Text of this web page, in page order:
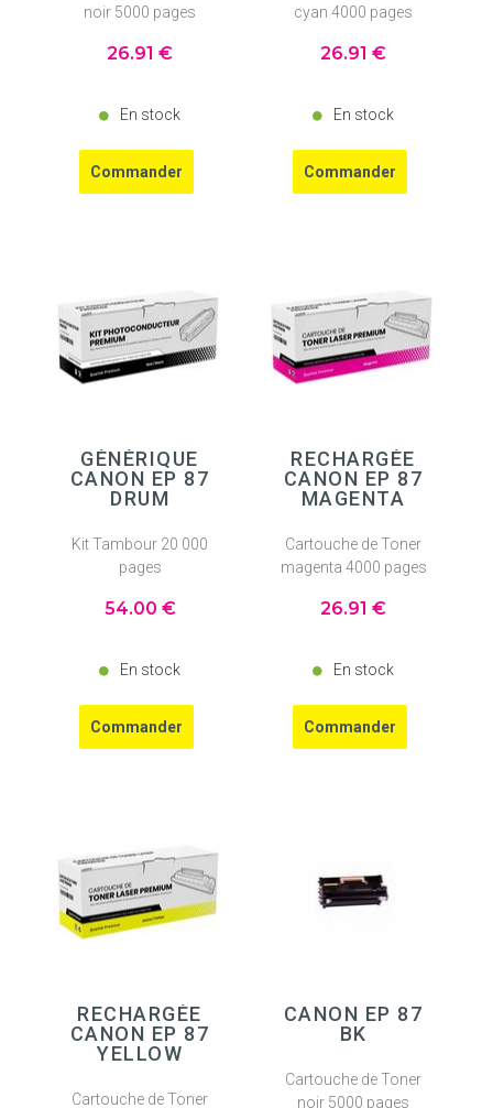
noir 5000 pages
26.91 €
En stock
cyan 4000 pages
26.91 €
En stock
GÉNÉRIQUE
CANON EP 87
DRUM
Kit Tambour 20 000
pages
54.00 €
En stock
RECHARGÉE
CANON EP 87
MAGENTA
Cartouche de Toner
magenta 4000 pages
26.91 €
En stock
RECHARGÉE
CANON EP 87
YELLOW
Cartouche de Toner
CANON EP 87
BK
Cartouche de Toner
noir 5000 pages